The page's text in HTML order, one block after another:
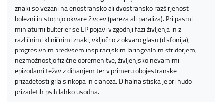
znaki so vezani na enostransko ali dvostransko razširjenost
bolezni in stopnjo okvare živcev (pareza ali paraliza). Pri pasmi
miniaturni bulterier se LP pojavi v zgodnji fazi življenja in z
različnimi kliničnimi znaki, vključno z okvaro glasu (disfonija),
progresivnim predvsem inspiracijskim laringealnim stridorjem,
nezmožnostjo fizične obremenitve, življenjsko nevarnimi
epizodami težav z dihanjem ter v primeru obojestranske
prizadetosti grla sinkopa in cianoza. Dihalna stiska je pri hudo
prizadetih psih lahko usodna.